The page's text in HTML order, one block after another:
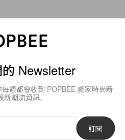
Newsletter
週都會收到 POPBEE 獨家時尚新
新潮流資訊。
訂閱